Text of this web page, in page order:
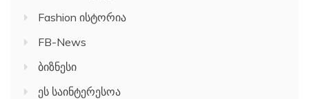
Fashion ისტორია
FB-News
ბიზნესი
ეს საინტერესოა